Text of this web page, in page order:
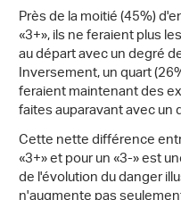
Près de la moitié (45%)
«3+», ils ne feraient plus
au départ avec un degré
Inversement, un quart
feraient maintenant des
faites auparavant avec un
Cette nette différence
«3+» et pour un «3-» est
de l'évolution du danger